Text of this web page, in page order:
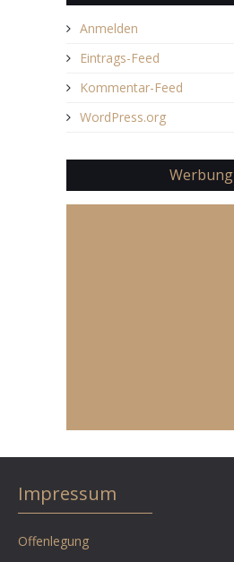
Anmelden
Eintrags-Feed
Kommentar-Feed
WordPress.org
Werbung
Impressum
Offenlegung